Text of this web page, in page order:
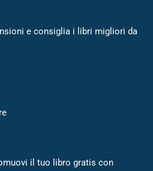
e consiglia i libri migliori da
il tuo libro gratis con